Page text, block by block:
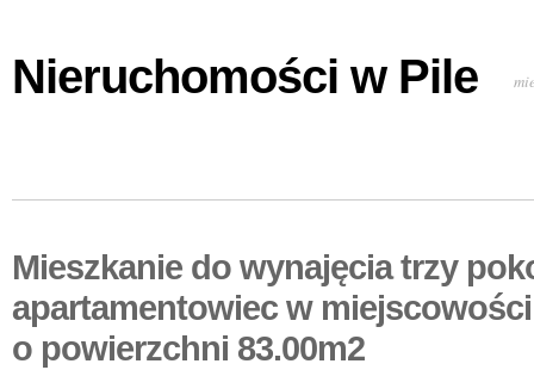
Nieruchomości w Pile
Mieszkanie do wynajęcia trzy
apartamentowiec w
o powierzchni 83.00m2